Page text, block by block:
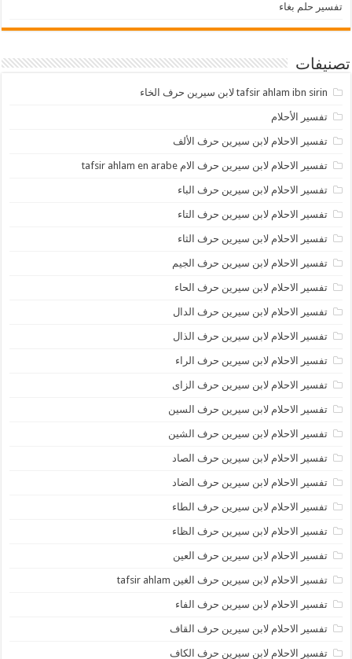
تفسير حلم بغاء
تصنيفات
tafsir ahlam ibn sirin لابن سيرين حرف الخاء
تفسير الأحلام
تفسير الاحلام لابن سيرين حرف الألف
تفسير الاحلام لابن سيرين حرف الام tafsir ahlam en arabe
تفسير الاحلام لابن سيرين حرف الباء
تفسير الاحلام لابن سيرين حرف التاء
تفسير الاحلام لابن سيرين حرف الثاء
تفسير الاحلام لابن سيرين حرف الجيم
تفسير الاحلام لابن سيرين حرف الحاء
تفسير الاحلام لابن سيرين حرف الدال
تفسير الاحلام لابن سيرين حرف الذال
تفسير الاحلام لابن سيرين حرف الراء
تفسير الاحلام لابن سيرين حرف الزاى
تفسير الاحلام لابن سيرين حرف السين
تفسير الاحلام لابن سيرين حرف الشين
تفسير الاحلام لابن سيرين حرف الصاد
تفسير الاحلام لابن سيرين حرف الضاد
تفسير الاحلام لابن سيرين حرف الطاء
تفسير الاحلام لابن سيرين حرف الظاء
تفسير الاحلام لابن سيرين حرف العين
تفسير الاحلام لابن سيرين حرف الغين tafsir ahlam
تفسير الاحلام لابن سيرين حرف الفاء
تفسير الاحلام لابن سيرين حرف القاف
تفسير الاحلام لابن سيرين حرف الكاف